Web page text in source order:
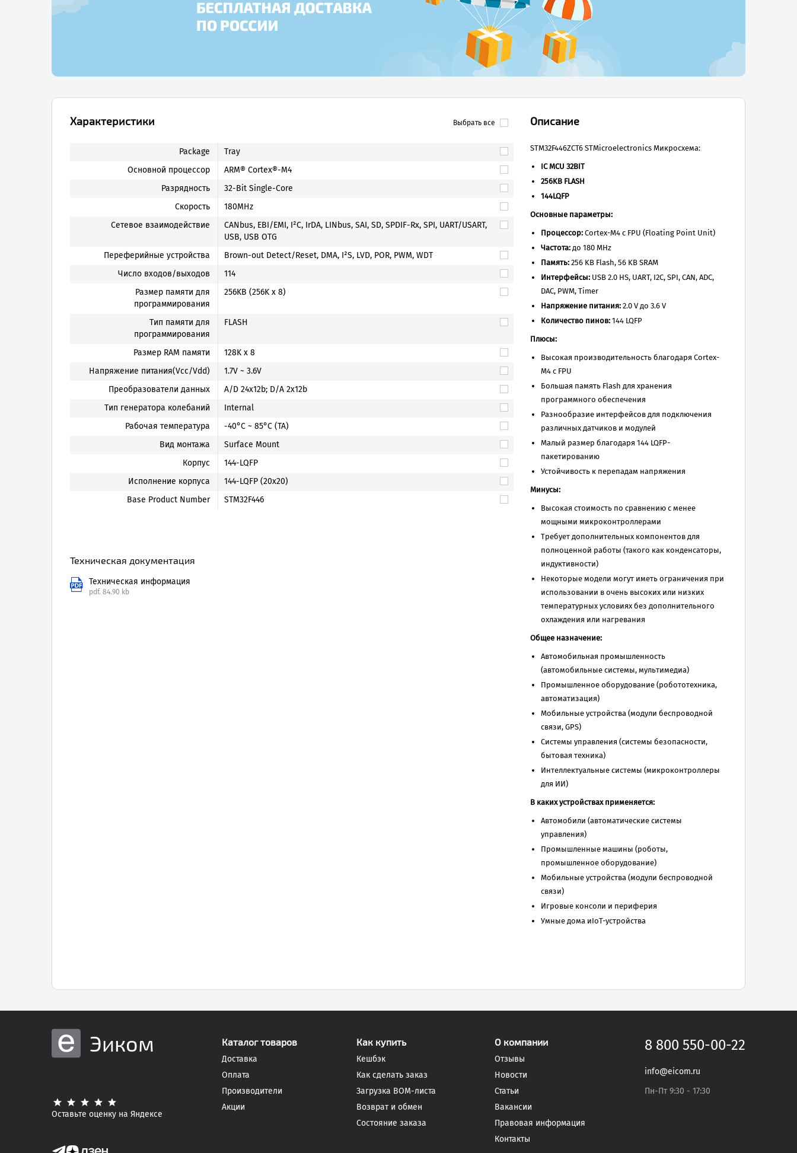
Выбрать все
Характеристики
Package
Tray
Основной процессор
ARM® Cortex®-M4
Разрядность
32-Bit Single-Core
Скорость
180MHz
Сетевое взаимодействие
CANbus, EBI/EMI, I²C, IrDA, LINbus, SAI, SD, SPDIF-Rx, SPI, UART/USART,
USB, USB OTG
Переферийные устройства
Brown-out Detect/Reset, DMA, I²S, LVD, POR, PWM, WDT
Число входов/выходов
114
Размер памяти для
программирования
256KB (256K x 8)
Тип памяти для
программирования
FLASH
Размер RAM памяти
128K x 8
Напряжение питания(Vcc/Vdd)
1.7V ~ 3.6V
Преобразователи данных
A/D 24x12b; D/A 2x12b
Тип генератора колебаний
Internal
Рабочая температура
-40°C ~ 85°C (TA)
Вид монтажа
Surface Mount
Корпус
144-LQFP
Исполнение корпуса
144-LQFP (20x20)
Base Product Number
STM32F446
Техническая документация
Техническая информация
pdf. 84.90 kb
Описание
STM32F446ZCT6 STMicroelectronics Микросхема:
IC MCU 32BIT
256KB FLASH
144LQFP
Основные параметры:
Процессор:Cortex-M4 с FPU (Floating Point Unit)
Частота:до 180 MHz
Память:256 KB Flash, 56 KB SRAM
Интерфейсы:USB 2.0 HS, UART, I2C, SPI, CAN, ADC,
DAC, PWM, Timer
Напряжение питания:2.0 V до 3.6 V
Количество пинов:144 LQFP
Плюсы:
Высокая производительность благодаря Cortex-
M4 с FPU
Большая память Flash для хранения
программного обеспечения
Разнообразие интерфейсов для подключения
различных датчиков и модулей
Малый размер благодаря 144 LQFP-
пакетированию
Устойчивость к перепадам напряжения
Минусы:
Высокая стоимость по сравнению с менее
мощными микроконтроллерами
Требует дополнительных компонентов для
полноценной работы (такого как конденсаторы,
индуктивности)
Некоторые модели могут иметь ограничения при
использовании в очень высоких или низких
температурных условиях без дополнительного
охлаждения или нагревания
Общее назначение:
Автомобильная промышленность
(автомобильные системы, мультимедиа)
Промышленное оборудование (робототехника,
автоматизация)
Мобильные устройства (модули беспроводной
связи, GPS)
Системы управления (системы безопасности,
бытовая техника)
Интеллектуальные системы (микроконтроллеры
для ИИ)
В каких устройствах применяется:
Автомобили (автоматические системы
управления)
Промышленные машины (роботы,
промышленное оборудование)
Мобильные устройства (модули беспроводной
связи)
Игровые консоли и периферия
Умные дома иIoT-устройства
Эиком
Оставьте оценку на Яндексе
Каталог товаров
Доставка
Оплата
Производители
Акции
Как купить
Кешбэк
Как сделать заказ
Загрузка BOM-листа
Возврат и обмен
Состояние заказа
О компании
Отзывы
Новости
Статьи
Вакансии
Правовая информация
Контакты
8 800 550-00-22
info@eicom.ru
Пн-Пт 9:30 - 17:30